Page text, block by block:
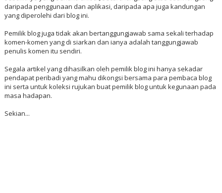
daripada penggunaan dan aplikasi, daripada apa juga kandungan
yang diperolehi dari blog ini.
Pemilik blog juga tidak akan bertanggungjawab sama sekali terhadap
komen-komen yang di siarkan dan ianya adalah tanggungjawab
penulis komen itu sendiri.
Segala artikel yang dihasilkan oleh pemilik blog ini hanya sekadar
pendapat peribadi yang mahu dikongsi bersama para pembaca blog
ini serta untuk koleksi rujukan buat pemilik blog untuk kegunaan pada
masa hadapan.
Sekian...